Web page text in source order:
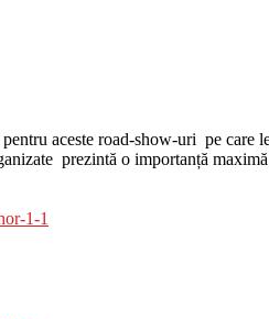
aceste road-show-uri pe care
prezintă o importanță maximă
1-1